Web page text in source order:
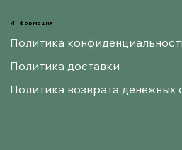
Информация
Политика
Политика доставки
Политика возврата денежных